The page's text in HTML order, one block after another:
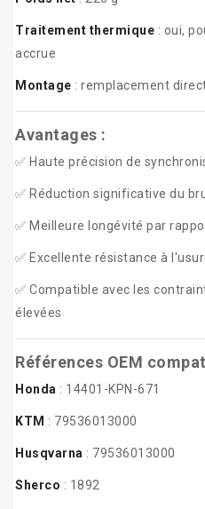
Traitement thermique : oui,
accrue
Montage : remplacement
Avantages :
✅ Haute précision de
✅ Réduction significative du
✅ Meilleure longévité par
✅ Excellente résistance à
✅ Compatible avec les
élevées
Références OEM
Honda : 14401-KPN-671
KTM : 79536013000
Husqvarna : 79536013000
Sherco : 1892